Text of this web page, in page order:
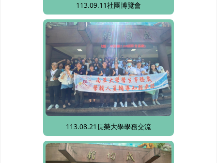
113.09.11社團博覽會
113.08.21長榮大學學務交流